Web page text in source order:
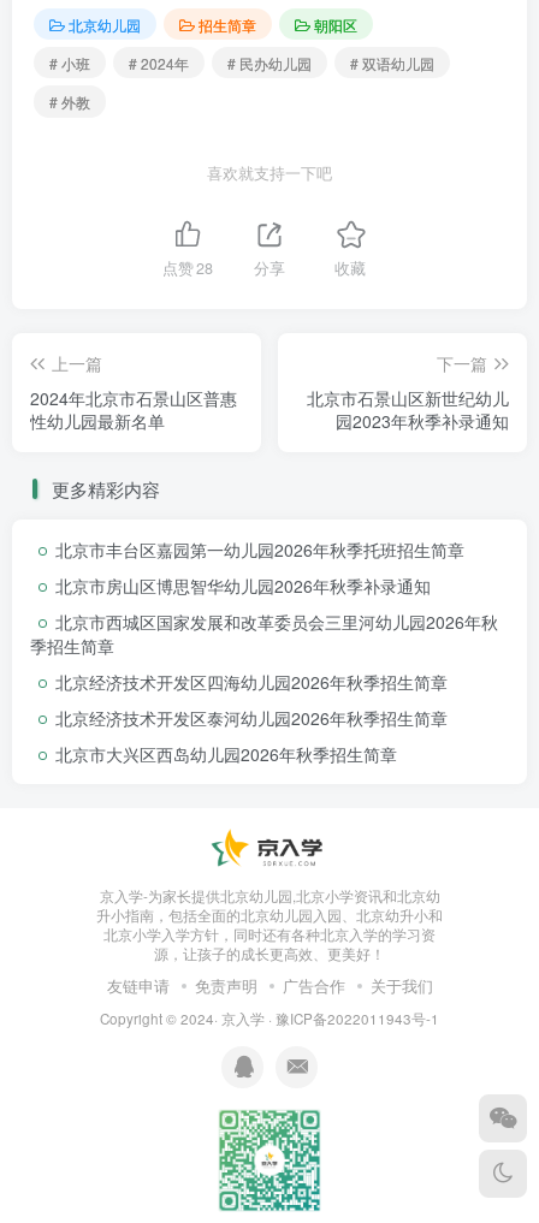
我们是半岛教育集团的一员。我们希望将最
纯粹的学龄前儿童教育提供给家长，培养孩子双
语能力的同时更能让
孩子成为身心健康发展、具
立儿童。
半岛教育集团耕耘至今13年，在中国儿童教
育中树下了一面旗帜。从深圳第一所幼儿园开
始，半岛在北京、浙江、广州等多地落地开花，
实现了用蒙特梭利教育法辅助更多孩子及家庭的
愿望。随着半岛教育的发展，我们已将服务对象
扩展到6-12岁教育，立志完成蒙特梭利0-24岁全
人教育服务。北京市朝阳区半岛蒙特梭利是一所
集团旗下还拥有的《AMI深圳培训中心》，
的中国华南地区唯一师资培训机构，为中国的幼
儿教育教师培养输送了大量优秀的幼儿教育工作
者。
北京幼儿园 招生简章
朝阳区
# 小班
# 2024年 # 民办幼儿园
# 双语幼儿园
# 外教
喜欢就支持一下吧
点赞28 分享 收藏
上一篇
2024年北京市石景山区普惠
性幼儿园最新名单
下一篇
北京市石景山区新世纪幼儿
园2023年秋季补录通知
更多精彩内容
北京市丰台区嘉园第一幼儿园2026年秋季托班招生简章
北京市房山区博思智华幼儿园2026年秋季补录通知
北京市西城区国家发展和改革委员会三里河幼儿园2026年秋
季招生简章
北京经济技术开发区四海幼儿园2026年秋季招生简章
北京经济技术开发区泰河幼儿园2026年秋季招生简章
北京市大兴区西岛幼儿园2026年秋季招生简章
京入学-为家长提供北京幼儿园,北京小学资讯和北京幼
升小指南，包括全面的北京幼儿园入园、北京幼升小和
北京小学入学方针，同时还有各种北京入学的学习资
源，让孩子的成长更高效、更美好！
友链申请 免责声明 广告合作 关于我们
Copyright © 2024· 京入学 · 豫ICP备2022011943号-1